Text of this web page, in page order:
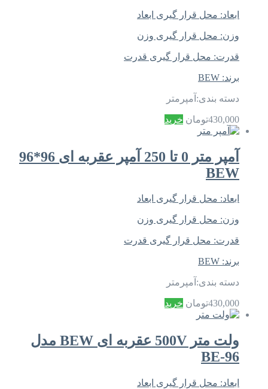
ابعاد: محل قرار گیری ابعاد
وزن: محل قرار گیری وزن
قدرت: محل قرار گیری قدرت
برند: BEW
دسته بندی: آمپرمتر
430,000تومان خرید
آمپر متر 0 تا 250 آمپر عقربه ای 96*96
BEW
ابعاد: محل قرار گیری ابعاد
وزن: محل قرار گیری وزن
قدرت: محل قرار گیری قدرت
برند: BEW
دسته بندی: آمپرمتر
430,000تومان خرید
ولت متر 500V عقربه ای BEW مدل
BE-96
ابعاد: محل قرار گیری ابعاد